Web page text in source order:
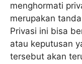
menghormati
merupakan
Privasi ini bisa
atau keputusan
tersebut akan